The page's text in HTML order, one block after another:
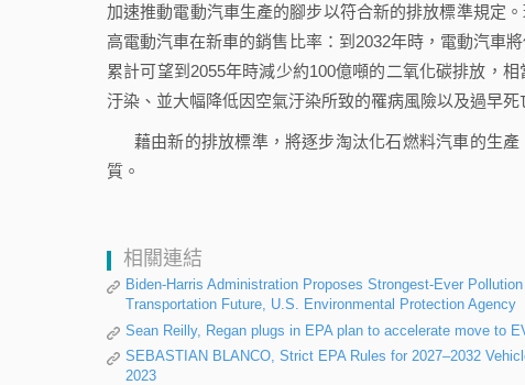
加速推動電動汽車生產的腳步以符合新的排放標準規定
高電動汽車在新車的銷售比率：到2032年時，電動汽車
累計可望到2055年時減少約100億噸的二氧化碳排放，
汙染、並大幅降低因空氣汙染所致的罹病風險以及過早死
藉由新的排放標準，將逐步淘汰化石燃料汽車的生
質。
相關連結
Biden-Harris Administration Proposes Strongest-Ever
Transportation Future, U.S. Environmental Protection Agency
Sean Reilly, Regan plugs in EPA plan to accelerate move to
SEBASTIAN BLANCO, Strict EPA Rules for 2027–2032
2023